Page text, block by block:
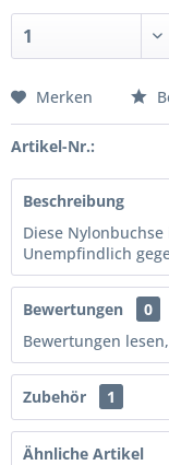
Merken
Artikel-Nr.:
Beschreibung
Diese
Unempfindlich
Bewertungen
0
Bewertungen
Zubehör 1
Ähnliche Artikel